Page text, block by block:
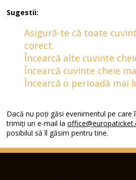
Sugestii:
Asigură-te că toate
corect.
Încearcă alte cuvinte
Încearcă cuvinte cheie
Încearcă o perioadă mai
Dacă nu poți găsi evenimentul pe care
trimiți un e-mail la
posibilul să îl găsim pentru tine.